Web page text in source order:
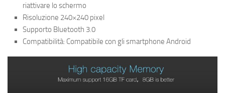
riattivare lo schermo
Risoluzione 240×240 pixel
Supporto Bluetooth 3.0
Compatibilità: Compatibile con gli smartphone Android